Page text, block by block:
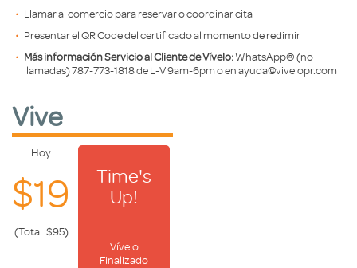
Llamar al comercio para reservar o coordinar cita
Presentar el QR Code del certificado al momento de redimir
Más información Servicio al Cliente de Vívelo:WhatsApp®️ (no
llamadas) 787-773-1818 de L-V 9am-6pm o en ayuda@vivelopr.com
Vive
Hoy
$19
(Total: $95)
Time's
Up!
Vívelo
Finalizado